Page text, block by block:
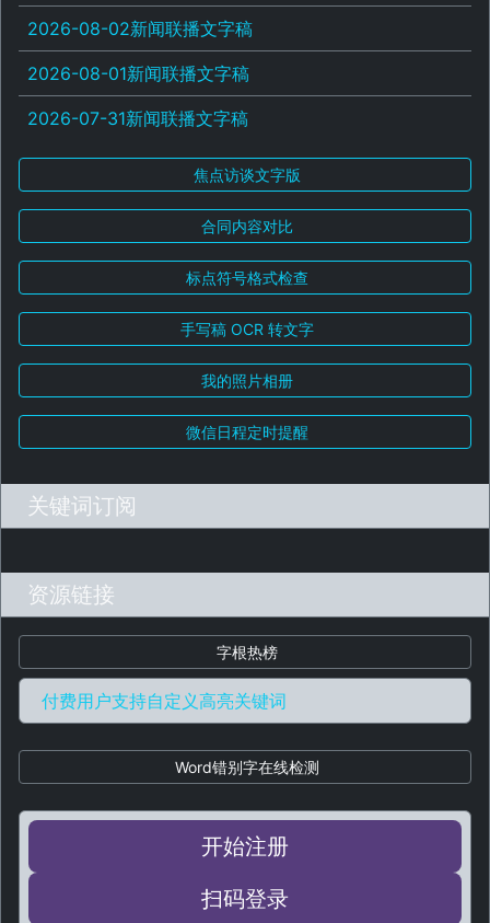
2026-08-02新闻联播文字稿
2026-08-01新闻联播文字稿
2026-07-31新闻联播文字稿
焦点访谈文字版
合同内容对比
标点符号格式检查
手写稿 OCR 转文字
我的照片相册
微信日程定时提醒
关键词订阅
资源链接
字根热榜
付费用户支持自定义高亮关键词
Word错别字在线检测
开始注册
扫码登录